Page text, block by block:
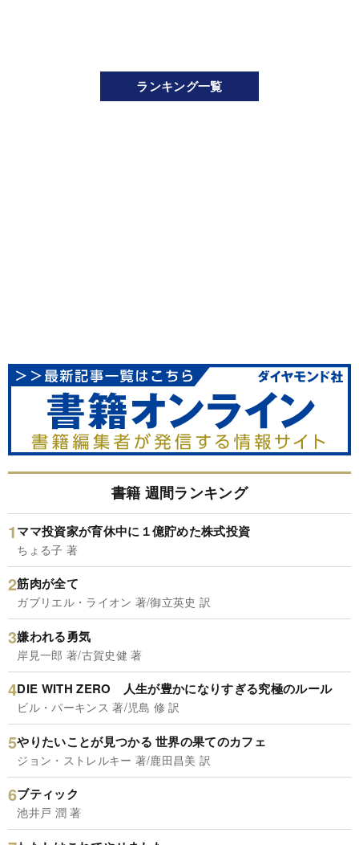
ランキング一覧
書籍 週間ランキング
ママ投資家が育休中に１億貯めた株式投資
ちょる子 著
筋肉が全て
ガブリエル・ライオン 著/御立英史 訳
嫌われる勇気
岸見一郎 著/古賀史健 著
DIE WITH ZERO 人生が豊かになりすぎる究極のルール
ビル・パーキンス 著/児島 修 訳
やりたいことが見つかる 世界の果てのカフェ
ジョン・ストレルキー 著/鹿田昌美 訳
ブティック
池井戸 潤 著